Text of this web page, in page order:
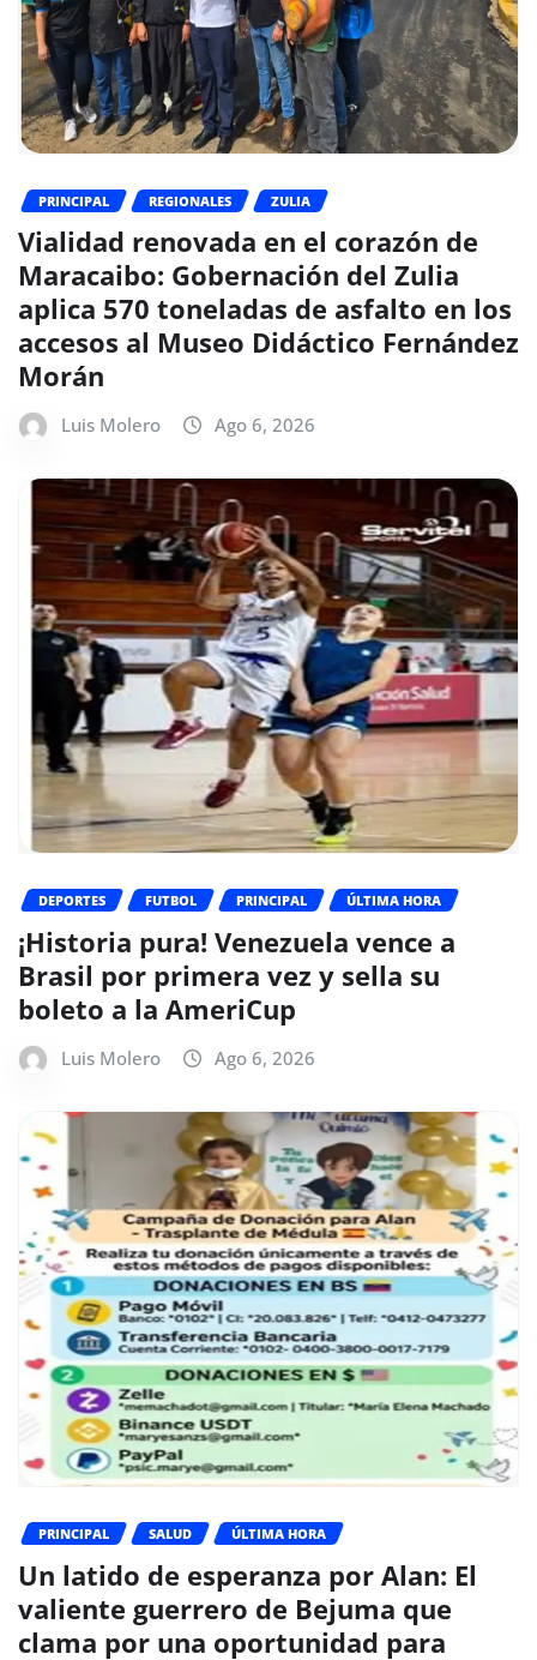
PRINCIPAL REGIONALES ZULIA
Vialidad renovada en el corazón de
Maracaibo: Gobernación del Zulia
aplica 570 toneladas de asfalto en los
accesos al Museo Didáctico Fernández
Morán
Luis Molero Ago 6, 2026
DEPORTES FUTBOL PRINCIPAL ÚLTIMA HORA
¡Historia pura! Venezuela vence a
Brasil por primera vez y sella su
boleto a la AmeriCup
Luis Molero Ago 6, 2026
PRINCIPAL SALUD ÚLTIMA HORA
Un latido de esperanza por Alan: El
valiente guerrero de Bejuma que
clama por una oportunidad para